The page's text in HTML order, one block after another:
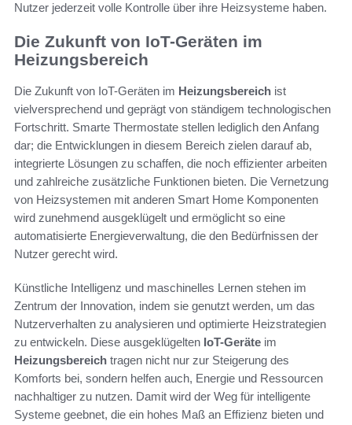
Nutzer jederzeit volle Kontrolle über ihre Heizsysteme haben.
Die Zukunft von IoT-Geräten im
Heizungsbereich
Die Zukunft von IoT-Geräten im Heizungsbereich ist
vielversprechend und geprägt von ständigem technologischen
Fortschritt. Smarte Thermostate stellen lediglich den Anfang
dar; die Entwicklungen in diesem Bereich zielen darauf ab,
integrierte Lösungen zu schaffen, die noch effizienter arbeiten
und zahlreiche zusätzliche Funktionen bieten. Die Vernetzung
von Heizsystemen mit anderen Smart Home Komponenten
wird zunehmend ausgeklügelt und ermöglicht so eine
automatisierte Energieverwaltung, die den Bedürfnissen der
Nutzer gerecht wird.
Künstliche Intelligenz und maschinelles Lernen stehen im
Zentrum der Innovation, indem sie genutzt werden, um das
Nutzerverhalten zu analysieren und optimierte Heizstrategien
zu entwickeln. Diese ausgeklügelten IoT-Geräte im
Heizungsbereich tragen nicht nur zur Steigerung des
Komforts bei, sondern helfen auch, Energie und Ressourcen
nachhaltiger zu nutzen. Damit wird der Weg für intelligente
Systeme geebnet, die ein hohes Maß an Effizienz bieten und